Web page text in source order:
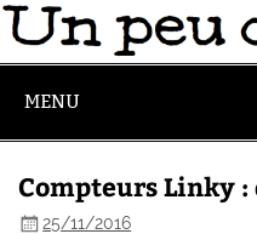
MENU
Compteurs Linky :
25/11/2016